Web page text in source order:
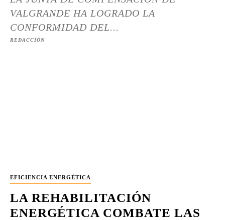
VALGRANDE HA LOGRADO LA
CONFORMIDAD DEL...
REDACCIÓN
EFICIENCIA ENERGÉTICA
LA REHABILITACIÓN
ENERGÉTICA COMBATE LAS